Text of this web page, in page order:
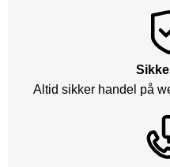
Altid sikker handel på